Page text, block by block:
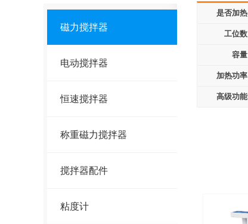
磁力搅拌器
电动搅拌器
恒速搅拌器
称重磁力搅拌器
搅拌器配件
粘度计
是否加热
工位数
容量
加热功率
高级功能